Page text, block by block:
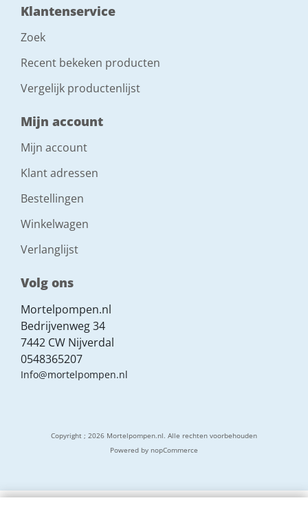
Klantenservice
Zoek
Recent bekeken producten
Vergelijk productenlijst
Mijn account
Mijn account
Klant adressen
Bestellingen
Winkelwagen
Verlanglijst
Volg ons
Mortelpompen.nl
Bedrijvenweg 34
7442 CW Nijverdal
0548365207
Info@mortelpompen.nl
Copyright ; 2026 Mortelpompen.nl. Alle rechten voorbehouden
Powered by nopCommerce